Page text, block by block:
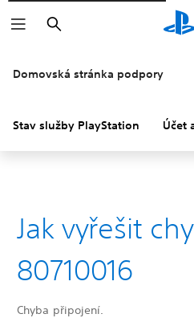
Vyhledat
Domovská stránka podpory
Stav služby PlayStation Účet
Jak vyřešit
80710016
Chyba připojení.